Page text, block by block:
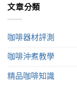
文章分類
咖啡器材評測
咖啡沖煮教學
精品咖啡知識